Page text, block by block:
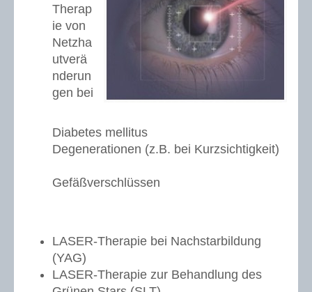
Therap
ie von
Netzha
utverä
nderun
gen bei
Diabetes mellitus
Degenerationen (z.B. bei Kurzsichtigkeit)
Gefäßverschlüssen
LASER-Therapie bei Nachstarbildung
(YAG)
LASER-Therapie zur Behandlung des